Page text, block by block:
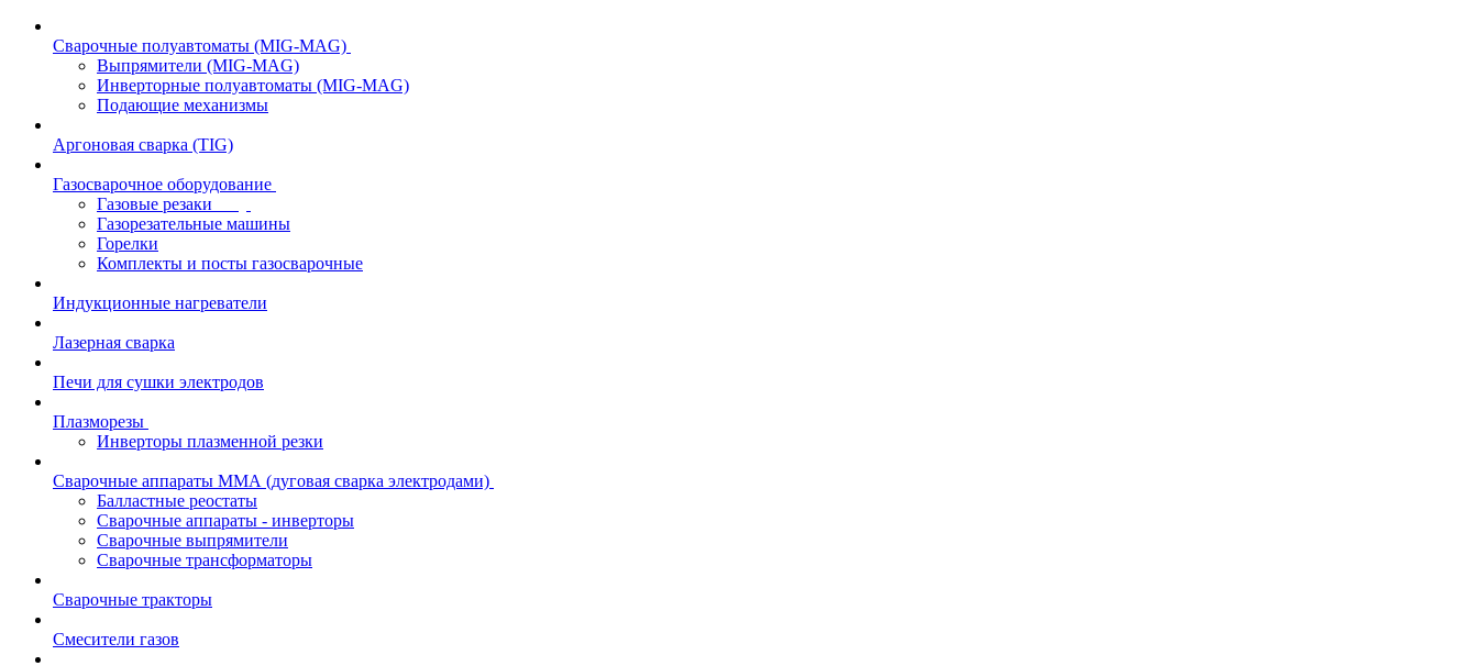
Сварочные полуавтоматы (MIG-MAG)
Выпрямители (MIG-MAG)
Инверторные полуавтоматы (MIG-MAG)
Подающие механизмы
Аргоновая сварка (TIG)
Газосварочное оборудование
Газовые резаки
Газорезательные машины
Горелки
Комплекты и посты газосварочные
Индукционные нагреватели
Лазерная сварка
Печи для сушки электродов
Плазморезы
Инверторы плазменной резки
Сварочные аппараты ММА (дуговая сварка электродами)
Балластные реостаты
Сварочные аппараты - инверторы
Сварочные выпрямители
Сварочные трансформаторы
Сварочные тракторы
Смесители газов